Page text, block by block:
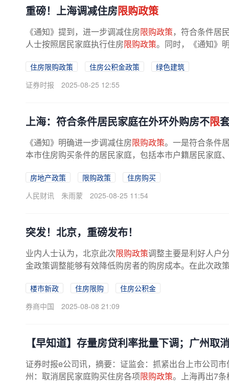
重磅！上海调减住房限购政策
《通知》提到，进一步调减住房限购政策，符合条件居
人士按照居民家庭执行住房限购政策。同时，《通知》
住房限购政策 住房公积金政策
绿色建筑
证券时报
2025-08-25 12:55
上海：符合条件居民家庭在外环外购房不限
《通知》明确进一步调减住房限购政策。一是符合条件
本市住房购买条件的居民家庭，包括本市户籍居民家庭
房地产政策 限购政策
住房购买
人民财讯
朱雨蒙 2025-08-25 11:54
突发！北京，重磅发布！
业内人士认为，北京此次限购政策调整主要是利好人户
金政策调整能够有效降低购房者的购房成本。在此次政
楼市新政 住房限购
住房公积金
券商中国
2025-08-08 21:09
【早知道】存量房贷利率批量下调；广州取
证券时报e公司讯，摘要：证监会：抓紧出台上市公司
州：取消居民家庭购买住房各项限购政策。上海再出7